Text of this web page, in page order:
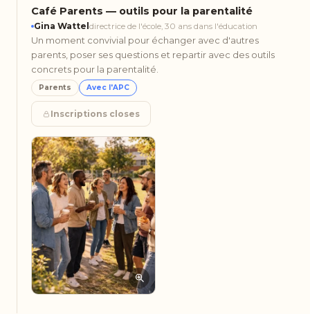
Café Parents — outils pour la parentalité
Gina Wattel directrice de l'école, 30 ans dans l'éducation
Un moment convivial pour échanger avec d'autres
parents, poser ses questions et repartir avec des outils
concrets pour la parentalité.
Parents Avec l'APC
Inscriptions closes